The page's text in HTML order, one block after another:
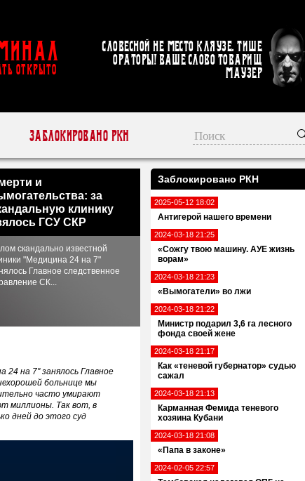
ОТКРЫТО
Словесной не место кляузе. Тише
ораторы! Ваше слово товарищ
Маузер
Заблокировано РКН
Заблокировано РКН
2025-05-12 18:02
Антигерой нашего времени
2024-03-18 21:25
«Сожгу твою машину. АУЕ жизнь
ворам»
2024-03-18 21:23
«Вымогатели» во лжи
2024-03-18 21:22
Министр подарил 3,6 га лесного
фонда своей жене
2024-03-18 21:17
Как «теневой губернатор» судью
сажал
2024-03-18 21:13
Карманная Фемида теневого
хозяина Кубани
2024-03-18 21:08
«Папа в законе»
2024-02-05 22:57
и
за
клинику
ГСУ СКР
скандально известной
"Медицина 24 на 7"
Главное следственное
СК...
24 на 7" занялось Главное
больнице мы
часто умирают
миллионы. Так вот, в
дней до этого суд